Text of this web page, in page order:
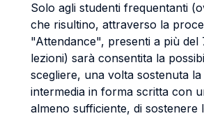
Solo agli studenti frequentanti
che risultino, attraverso la
"Attendance", presenti a più del
lezioni) sarà consentita la
scegliere, una volta sostenuta
intermedia in forma scritta con
almeno sufficiente, di sostenere